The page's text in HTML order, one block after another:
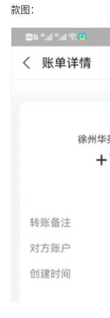
款图：